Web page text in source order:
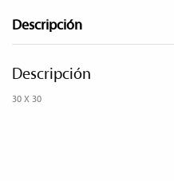
Descripción
Descripción
30 X 30